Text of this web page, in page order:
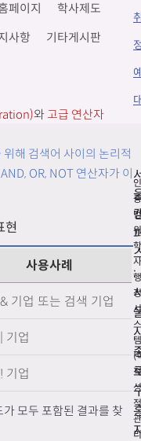
페이지
학사제도
사항
기타게시판
와고급 연산자
해 검색어 사이의 논리적
OR, NOT 연산자가 이
현
사용사례
기업 또는 검색 기업
기업
기업
모두 포함된 결과를 찾
:
인
증
범
위
학
사
행
정
시
스
(
성
적
관